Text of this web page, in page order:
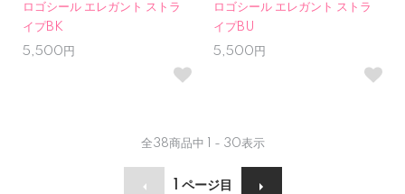
ロゴシール エレガント ストラ
イプBK
5,500円
ロゴシール エレガント ストラ
イプBU
5,500円
全38商品中 1 - 30表示
ページ目